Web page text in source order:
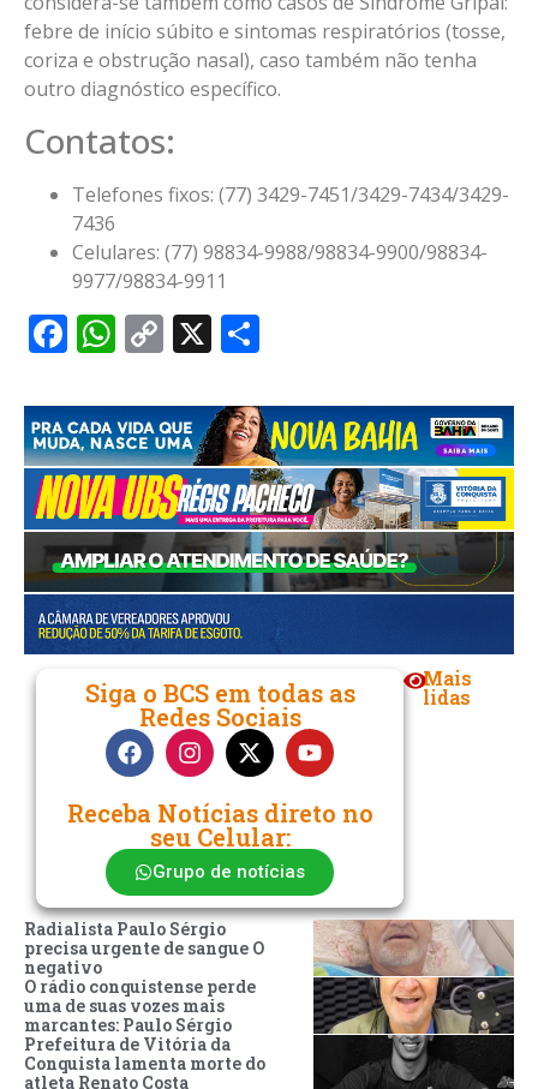
febre de início súbito e sintomas respiratórios (tosse,
coriza e obstrução nasal), caso também não tenha
outro diagnóstico específico.
Contatos:
Telefones fixos: (77) 3429-7451/3429-7434/3429-
7436
Celulares: (77) 98834-9988/98834-9900/98834-
9977/98834-9911
Facebook
WhatsApp
Copy
X
Siga o BCS em todas as
Redes Sociais
Receba Notícias direto no
seu Celular:
Grupo de notícias
Mais
lidas
Radialista Paulo Sérgio
precisa urgente de sangue O
negativo
O rádio conquistense perde
uma de suas vozes mais
marcantes: Paulo Sérgio
Prefeitura de Vitória da
Conquista lamenta morte do
atleta Renato Costa